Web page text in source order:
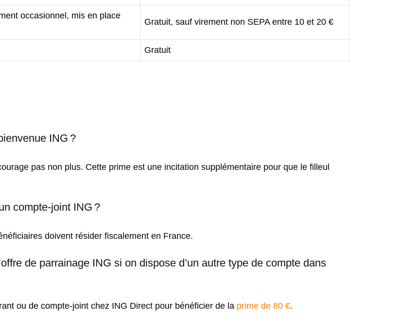
occasionnel, mis en place
Gratuit, sauf virement non SEPA entre 10 et 20 €
Gratuit
ING ?
pas non plus. Cette prime est une incitation supplémentaire pour que le filleul
compte-joint ING ?
doivent résider fiscalement en France.
de parrainage ING si on dispose d’un autre type de compte dans
ou de compte-joint chez ING Direct pour bénéficier de la prime de 80 €.